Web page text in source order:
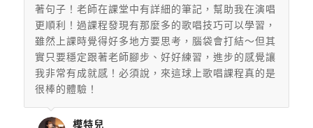
著句子！老師在課堂中有詳細的筆記，幫助我在演唱
更順利！過課程發現有那麼多的歌唱技巧可以學習，
雖然上課時覺得好多地方要思考，腦袋會打結～但其
實只要穩定跟著老師腳步、好好練習， 進步的感覺讓
我非常有成就感！必須說，來這球上歌唱課程真的是
很棒的體驗！
模特兒